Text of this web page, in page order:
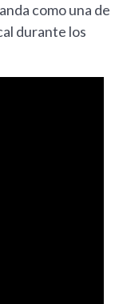
como una de
durante los